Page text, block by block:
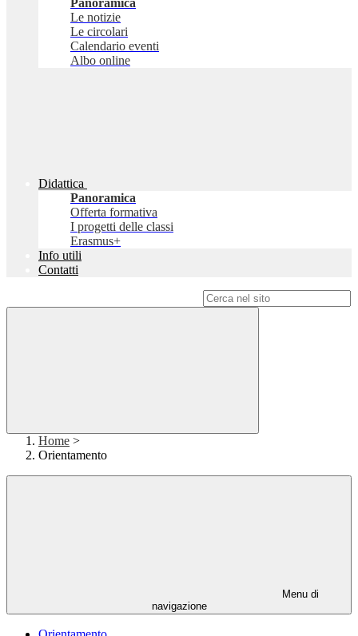
Panoramica
Le notizie
Le circolari
Calendario eventi
Albo online
Didattica
Panoramica
Offerta formativa
I progetti delle classi
Erasmus+
Info utili
Contatti
Home >
Orientamento
Menu di
navigazione